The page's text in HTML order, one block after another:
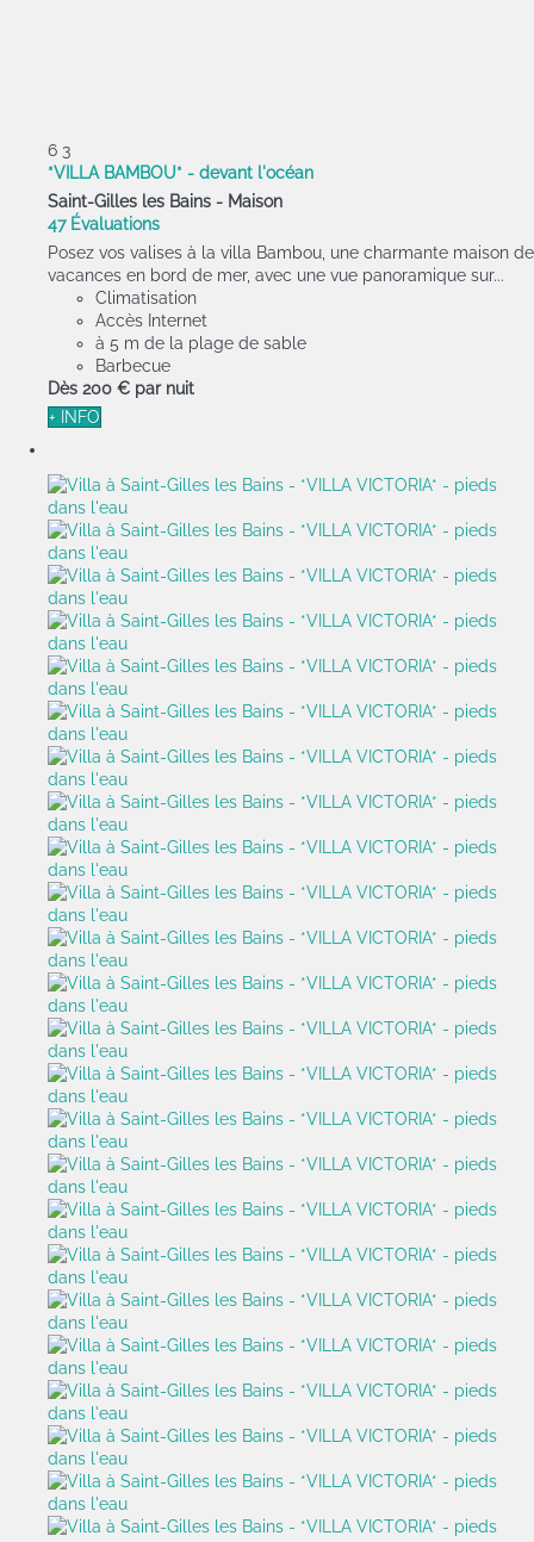
6 3
*VILLA BAMBOU* - devant l'océan
Saint-Gilles les Bains - Maison
47 Évaluations
Posez vos valises à la villa Bambou, une charmante maison de
vacances en bord de mer, avec une vue panoramique sur...
Climatisation
Accès Internet
à 5 m de la plage de sable
Barbecue
Dès 200 € par nuit
+ INFO